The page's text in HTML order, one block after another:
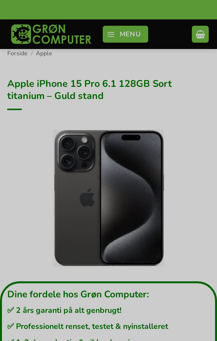
til
indhold
MENU
Forside / Apple
Apple iPhone 15 Pro 6.1 128GB Sort
titanium – Guld stand
Dine fordele hos Grøn Computer:
✅ 2 års garanti på alt genbrugt!
✅ Professionelt renset, testet & nyinstalleret